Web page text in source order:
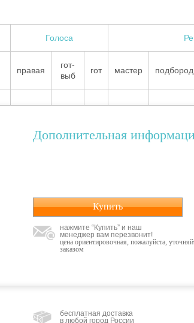
Голоса
правая
гот-
выб
гот мастер подбород
Дополнительная
Купить
нажмите “Купить” и наш
менеджер вам перезвонит!
цена ориентировочная, пожалуйста,
заказом
бесплатная доставка
в любой город России